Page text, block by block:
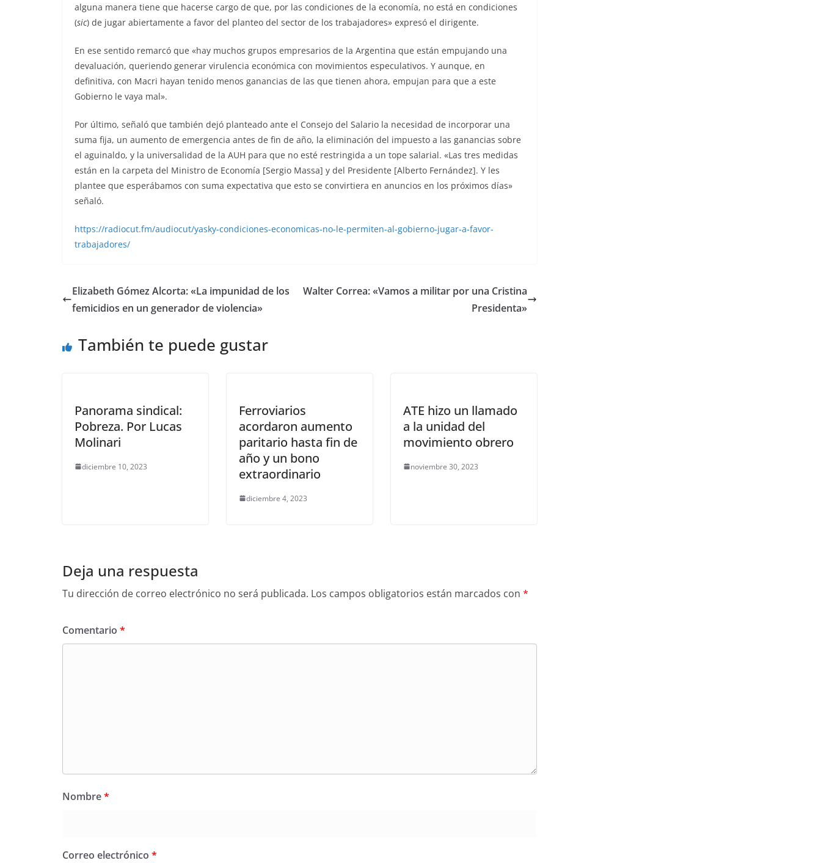
alguna manera tiene que hacerse cargo de que, por las condiciones de la economía, no está en condiciones
(sic) de jugar abiertamente a favor del planteo del sector de los trabajadores» expresó el dirigente.
En ese sentido remarcó que «hay muchos grupos empresarios de la Argentina que están empujando una
devaluación, queriendo generar virulencia económica con movimientos especulativos. Y aunque, en
definitiva, con Macri hayan tenido menos ganancias de las que tienen ahora, empujan para que a este
Gobierno le vaya mal».
Por último, señaló que también dejó planteado ante el Consejo del Salario la necesidad de incorporar una
suma fija, un aumento de emergencia antes de fin de año, la eliminación del impuesto a las ganancias sobre
el aguinaldo, y la universalidad de la AUH para que no esté restringida a un tope salarial. «Las tres medidas
están en la carpeta del Ministro de Economía [Sergio Massa] y del Presidente [Alberto Fernández]. Y les
plantee que esperábamos con suma expectativa que esto se convirtiera en anuncios en los próximos días»
señaló.
https://radiocut.fm/audiocut/yasky-condiciones-economicas-no-le-permiten-al-gobierno-jugar-a-favor-
trabajadores/
Elizabeth Gómez Alcorta: «La impunidad de los
femicidios en un generador de violencia»
Walter Correa: «Vamos a militar por una Cristina
Presidenta»
También te puede gustar
Panorama sindical:
Pobreza. Por Lucas
Molinari
diciembre 10, 2023
Ferroviarios
acordaron aumento
paritario hasta fin de
año y un bono
extraordinario
diciembre 4, 2023
ATE hizo un llamado
a la unidad del
movimiento obrero
noviembre 30, 2023
Deja una respuesta
Tu dirección de correo electrónico no será publicada. Los campos obligatorios están marcados con *
Comentario *
Nombre*
Correo electrónico *